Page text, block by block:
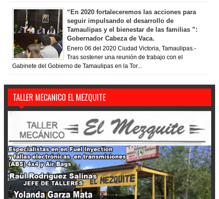
“En 2020 fortaleceremos las acciones para
seguir impulsando el desarrollo de
Tamaulipas y el bienestar de las familias ”:
Gobernador Cabeza de Vaca.
Enero 06 del 2020 Ciudad Victoria, Tamaulipas.-
Tras sostener una reunión de trabajo con el
Gabinete del Gobierno de Tamaulipas en la Tor...
TALLER MECANICO EL MEZQUITE